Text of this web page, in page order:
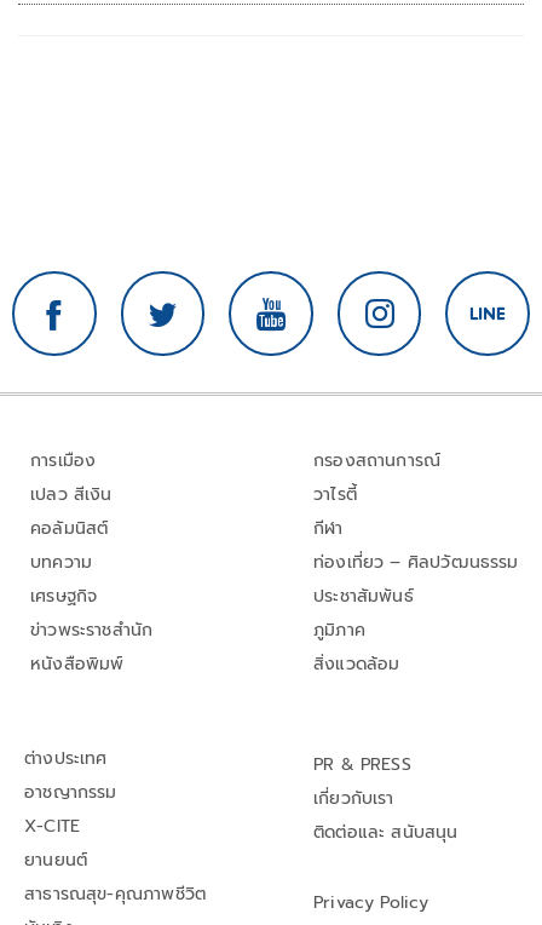
การเมือง
เปลว สีเงิน
คอลัมนิสต์
บทความ
เศรษฐกิจ
ข่าวพระราชสำนัก
หนังสือพิมพ์
กรองสถานการณ์
วาไรตี้
กีฬา
ท่องเที่ยว – ศิลปวัฒนธรรม
ประชาสัมพันธ์
ภูมิภาค
สิ่งแวดล้อม
ต่างประเทศ
อาชญากรรม
X-CITE
ยานยนต์
สาธารณสุข-คุณภาพชีวิต
PR & PRESS
เกี่ยวกับเรา
ติดต่อและ สนับสนุน
Privacy Policy